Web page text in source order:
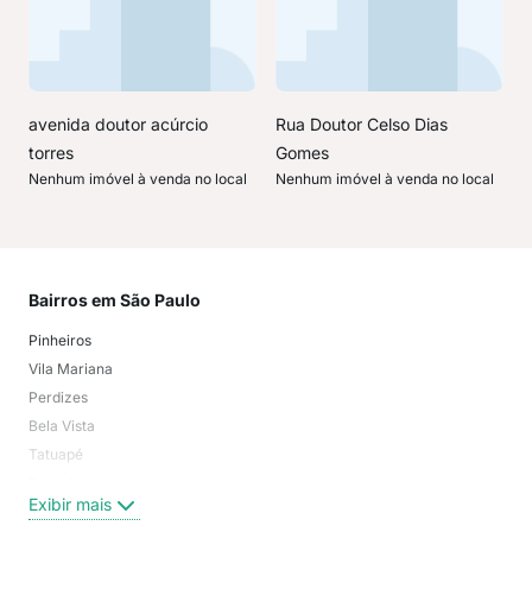
avenida doutor acúrcio
torres
Nenhum imóvel à venda no local
Rua Doutor Celso Dias
Gomes
Nenhum imóvel à venda no local
Bairros em São Paulo
Pinheiros
Vila Mariana
Perdizes
Bela Vista
Tatuapé
Centro
Exibir mais